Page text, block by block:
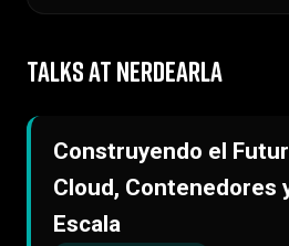
TALKS AT NERDEARLA
Construyendo el
Cloud, Contenedores
Escala